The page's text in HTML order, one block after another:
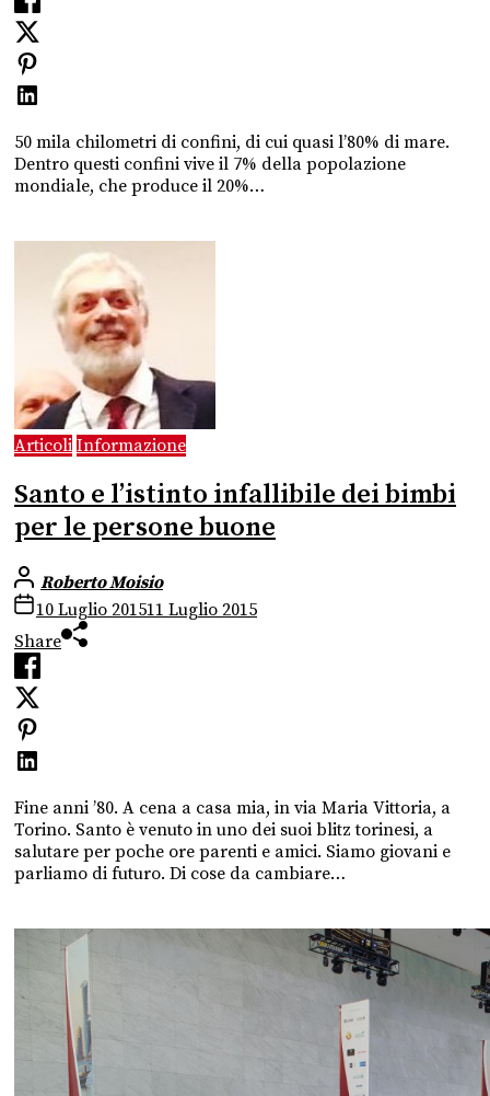
50 mila chilometri di confini, di cui quasi l’80% di mare.
Dentro questi confini vive il 7% della popolazione
mondiale, che produce il 20%…
Articoli Informazione
Santo e l’istinto infallibile dei bimbi
per le persone buone
Roberto Moisio
10 Luglio 201511 Luglio 2015
Share
Fine anni ’80. A cena a casa mia, in via Maria Vittoria, a
Torino. Santo è venuto in uno dei suoi blitz torinesi, a
salutare per poche ore parenti e amici. Siamo giovani e
parliamo di futuro. Di cose da cambiare…